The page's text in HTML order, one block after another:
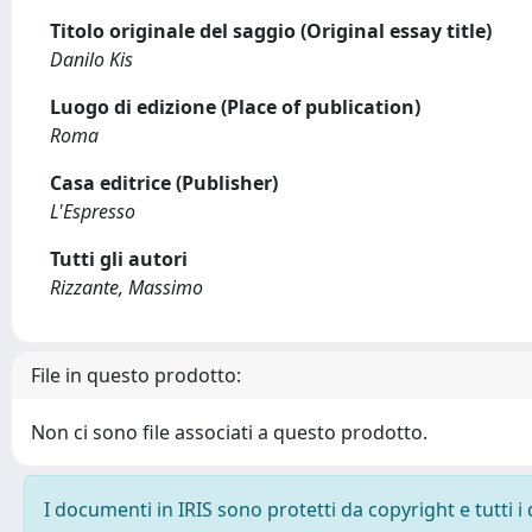
Titolo originale del saggio (Original essay title)
Danilo Kis
Luogo di edizione (Place of publication)
Roma
Casa editrice (Publisher)
L'Espresso
Tutti gli autori
Rizzante, Massimo
File in questo prodotto:
Non ci sono file associati a questo prodotto.
I documenti in IRIS sono protetti da copyright e tutti